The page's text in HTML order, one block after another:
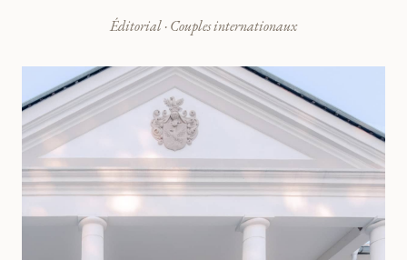
Éditorial · Couples internationaux